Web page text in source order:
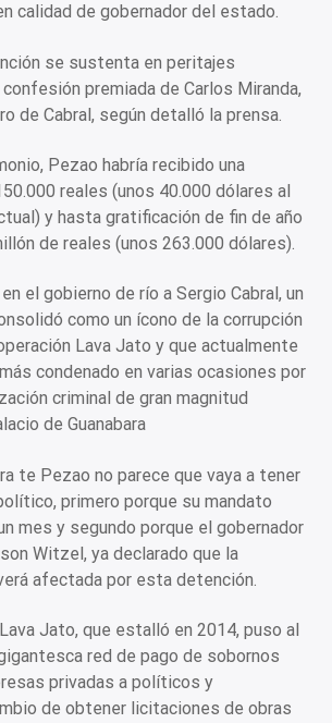
calidad de gobernador del estado.
se sustenta en peritajes
premiada de Carlos Miranda,
de Cabral, según detalló la prensa.
Pezao habría recibido una
reales (unos 40.000 dólares al
y hasta gratificación de fin de año
de reales (unos 263.000 dólares).
el gobierno de río a Sergio Cabral, un
como un ícono de la corrupción
Lava Jato y que actualmente
condenado en varias ocasiones por
criminal de gran magnitud
de Guanabara
te Pezao no parece que vaya a tener
primero porque su mandato
mes y segundo porque el gobernador
Witzel, ya declarado que la
afectada por esta detención.
Jato, que estalló en 2014, puso al
red de pago de sobornos
privadas a políticos y
de obtener licitaciones de obras